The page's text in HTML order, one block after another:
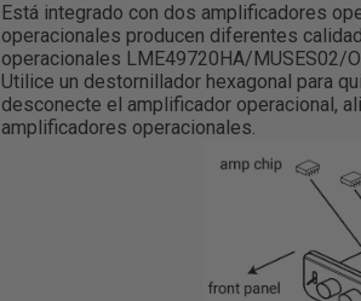
Está integrado con dos amplificadores
operacionales producen diferentes
operacionales LME49720HA/MUSES02/
Utilice un destornillador hexagonal para
desconecte el amplificador operacional,
amplificadores operacionales.